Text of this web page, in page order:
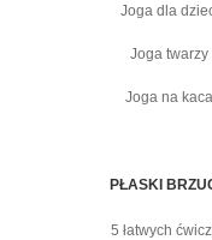
Joga dla
Joga twarzy
Joga na kaca
PŁASKI
5 łatwych